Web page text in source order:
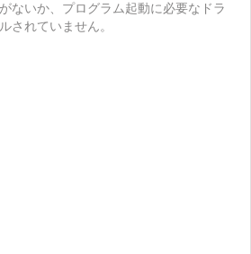
ないか、プログラム起動に必要なドラ
されていません。